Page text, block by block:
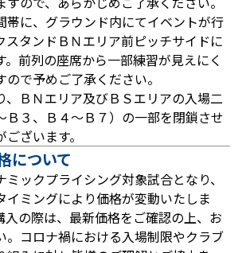
に、グラウンド内にてイベントが行
スタンドＢＮエリア前ピッチサイドに
。前列の座席から一部練習が見えにく
で予めご了承ください。
ＢＮエリア及びＢＳエリアの入場二
Ｂ３、Ｂ４～Ｂ７）の一部を閉鎖させ
ざいます。
について
ックプライシング対象試合となり、
イミングにより価格が変動いたしま
入の際は、最新価格をご確認の上、お
。コロナ禍における入場制限やクラブ